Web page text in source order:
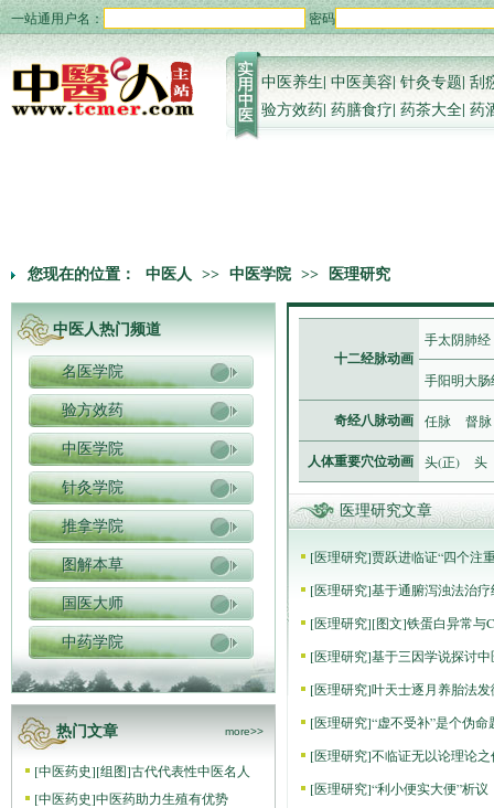
一站通用户名： 密码
中医养生|中医美容|针灸专题|刮
验方效药| 药膳食疗| 药茶大全| 药
您现在的位置： 中医人 >> 中医学院 >> 医理研究
中医人热门频道
名医学院
验方效药
中医学院
针灸学院
推拿学院
图解本草
国医大师
中药学院
热门文章 more>>
[中医药史][组图]古代代表性中医名人
[中医药史]中医药助力生殖有优势
十二经脉动画
手太阴肺经
手阳明大肠
奇经八脉动画 任脉 督脉
人体重要穴位动画 头(正) 头
医理研究文章
[医理研究]贾跃进临证“四个注
[医理研究]基于通腑泻浊法治
[医理研究][图文]铁蛋白异常与
[医理研究]基于三因学说探讨
[医理研究]叶天士逐月养胎法发
[医理研究]“虚不受补”是个伪命
[医理研究]不临证无以论理论
[医理研究]“利小便实大便”析议